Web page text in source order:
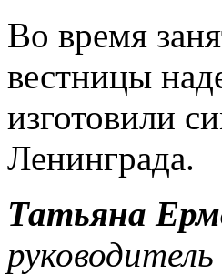
Во время
вестницы
изготовили
Ленинграда.
Татьяна